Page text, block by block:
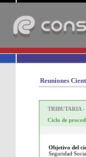
Reuniones
TRIBUTARIA -
Ciclo de
Objetivo del
Seguridad